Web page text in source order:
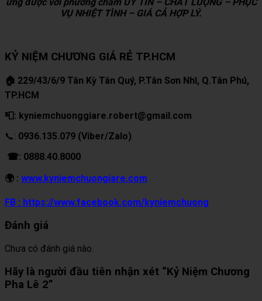
VỤ NHIỆT TÌNH – GIÁ CẢ HỢP LÝ.
KỶ NIỆM CHƯƠNG GIÁ RẺ TP.HCM
🏠 229/43/6/9 Tân Kỳ Tân Quý, P.Tân Sơn Nhì, Q.Tân Phú,
TP.HCM
📮: kyniemchuonggiare.robert@gmail.com
📞: 0936.135.079 (Viber/Zalo)
☎: 0888.40.8000
🌍 : www.kyniemchuongiare.com
FB : https://www.facebook.com/kyniemchuong
Đánh giá
Chưa có đánh giá nào.
Hãy là người đầu tiên nhận xét “Kỷ Niệm Chương
Pha Lê 2”